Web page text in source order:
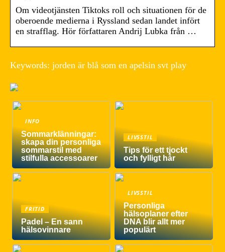
Om videotjänsten Tiktoks roll och situationen för de
oberoende medierna i Ryssland sedan landet infört
en strafflag. Hör författaren Andrij Lubka från …
Keywords: jorden är blå som en apelsin svt play
INFO
Sommarklänningar:
skapa din personliga
sommarstil med
stilfulla accessoarer
LIVSSTIL
Tips för ett tjockt
och fylligt hår
FRITID
Padel – En sann
hälsovinnare
LIVSSTIL
Personliga
hälsoplaner efter
DNA blir allt mer
populärt